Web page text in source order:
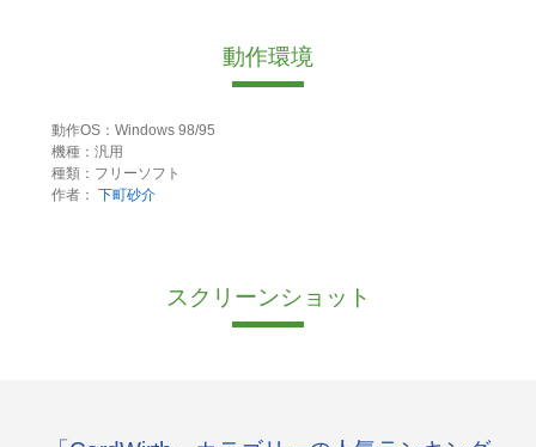
動作環境
動作OS：Windows 98/95
機種：汎用
種類：フリーソフト
作者： 下町砂介
スクリーンショット